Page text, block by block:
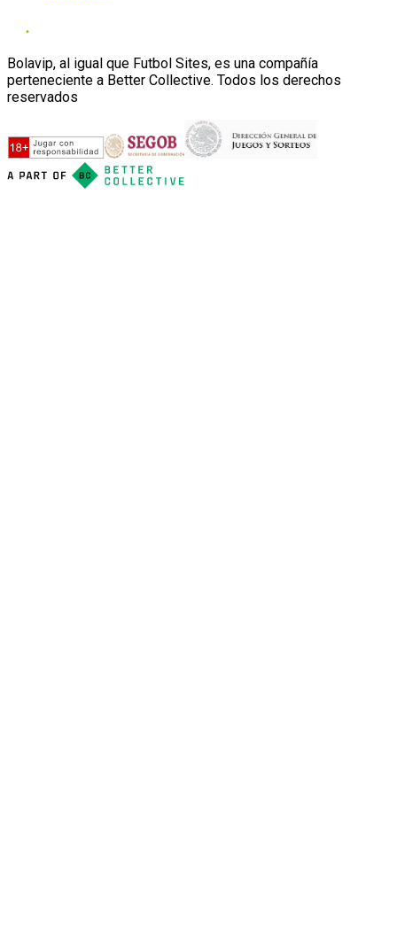
Bolavip, al igual que Futbol Sites, es una compañía
perteneciente a Better Collective. Todos los derechos
reservados